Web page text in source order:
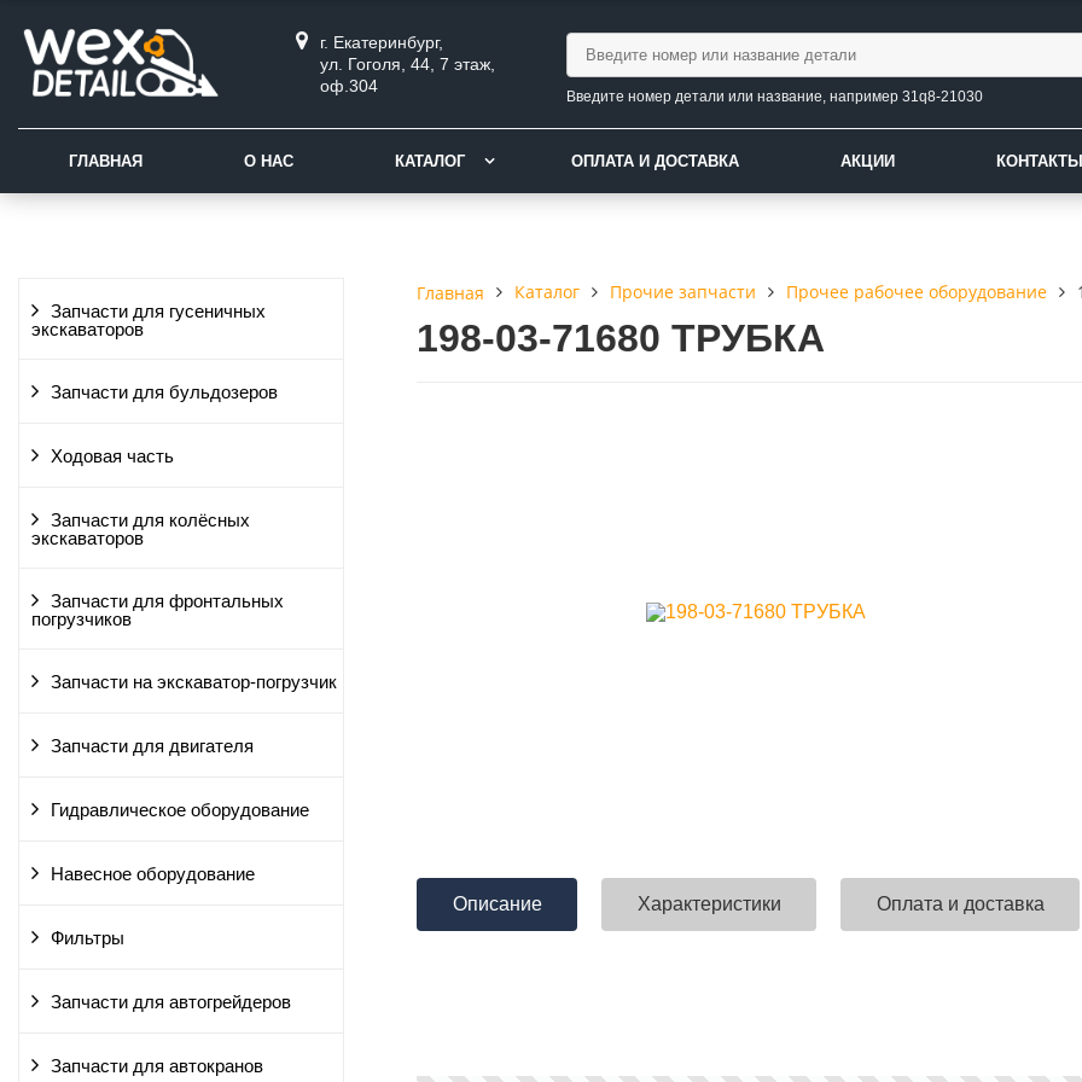
г. Екатеринбург,
ул. Гоголя, 44, 7 этаж,
оф.304
Введите номер детали или название, например 31q8-21030
ГЛАВНАЯ О НАС КАТАЛОГ ОПЛАТА И ДОСТАВКА АКЦИИ КОНТАКТЫ
Запчасти для гусеничных
экскаваторов
Запчасти для бульдозеров
Ходовая часть
Запчасти для колёсных
экскаваторов
Запчасти для фронтальных
погрузчиков
Запчасти на экскаватор-погрузчик
Запчасти для двигателя
Гидравлическое оборудование
Навесное оборудование
Фильтры
Запчасти для автогрейдеров
Запчасти для автокранов
Главная Каталог Прочие запчасти Прочее рабочее оборудование
198-03-71680 ТРУБКА
Описание Характеристики Оплата и доставка